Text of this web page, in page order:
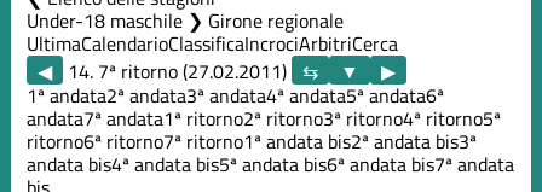
Under-18 maschile ❯ Girone regionale
UltimaCalendarioClassificaIncrociArbitriCerca
◀
14. 7ª ritorno (27.02.2011)
▶
1ª andata2ª andata3ª andata4ª andata5ª andata6ª
andata7ª andata1ª ritorno2ª ritorno3ª ritorno4ª ritorno5ª
ritorno6ª ritorno7ª ritorno1ª andata bis2ª andata bis3ª
andata bis4ª andata bis5ª andata bis6ª andata bis7ª andata